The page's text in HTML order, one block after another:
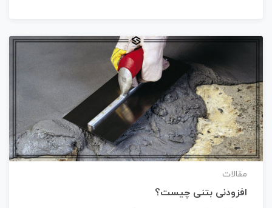
مقالات
افزودنی بتنی چیست؟